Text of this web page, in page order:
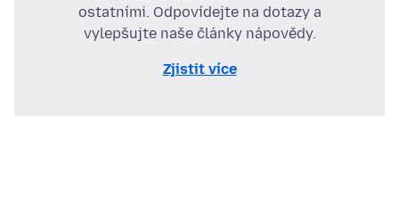
ostatními. Odpovídejte na dotazy a
vylepšujte naše články nápovědy.
Zjistit více